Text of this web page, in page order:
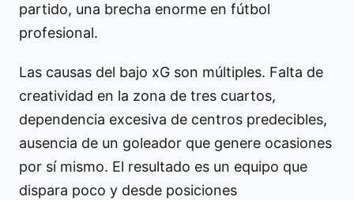
partido, una brecha enorme en fútbol
profesional.
Las causas del bajo xG son múltiples. Falta de
creatividad en la zona de tres cuartos,
dependencia excesiva de centros predecibles,
ausencia de un goleador que genere ocasiones
por sí mismo. El resultado es un equipo que
dispara poco y desde posiciones